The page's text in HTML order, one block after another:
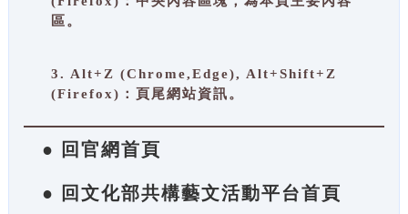
區。
3. Alt+Z (Chrome,Edge), Alt+Shift+Z
(Firefox)：頁尾網站資訊。
● 回官網首頁
● 回文化部共構藝文活動平台首頁